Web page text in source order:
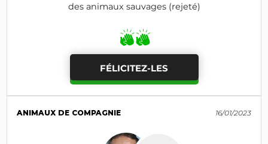
des animaux sauvages (rejeté)
FÉLICITEZ-LES
ANIMAUX DE COMPAGNIE 16/01/2023